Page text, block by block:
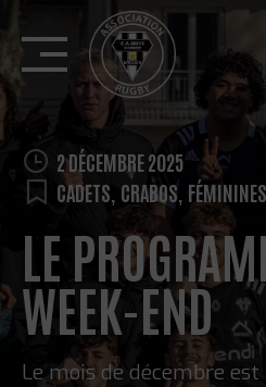
content
2 DÉCEMBRE 2025
CADETS CRABOS FÉMININES
LE
WEEK-END
Le mois de décembre